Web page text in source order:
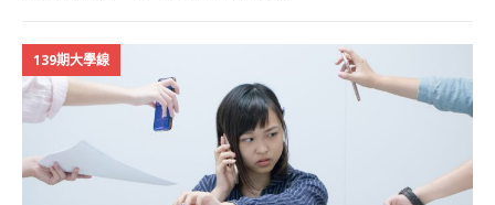
139期大學線